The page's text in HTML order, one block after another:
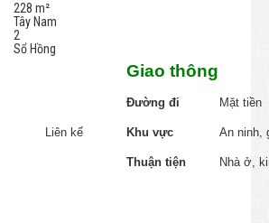
228 m²
Tây Nam
2
Sổ Hồng
Giao thông
Đường đi Mặt tiền
Liên kế Khu vực An ninh,
Thuận tiện Nhà ở,